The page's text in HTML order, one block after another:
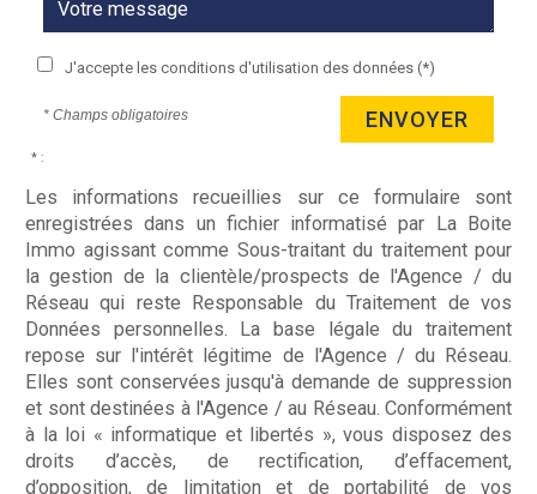
J'accepte les conditions d'utilisation des données (*)
* Champs obligatoires ENVOYER
* :
Les informations recueillies sur ce formulaire sont
enregistrées dans un fichier informatisé par La Boite
Immo agissant comme Sous-traitant du traitement pour
la gestion de la clientèle/prospects de l'Agence / du
Réseau qui reste Responsable du Traitement de vos
Données personnelles. La base légale du traitement
repose sur l'intérêt légitime de l'Agence / du Réseau.
Elles sont conservées jusqu'à demande de suppression
et sont destinées à l'Agence / au Réseau. Conformément
à la loi « informatique et libertés », vous disposez des
droits d’accès, de rectification, d’effacement,
d’opposition, de limitation et de portabilité de vos